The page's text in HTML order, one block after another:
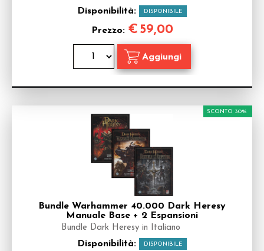
Disponibilità: DISPONIBILE
Prezzo: € 59,00
Bundle Warhammer 40.000 Dark Heresy
Manuale Base + 2 Espansioni
Bundle Dark Heresy in Italiano
Disponibilità: DISPONIBILE
SCONTO 30%